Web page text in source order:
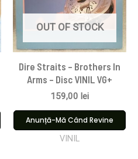
OUT OF STOCK
Dire Straits ‎– Brothers In
Arms – Disc VINIL VG+
159,00 lei
Anunță-Mă Când Revine
VINIL